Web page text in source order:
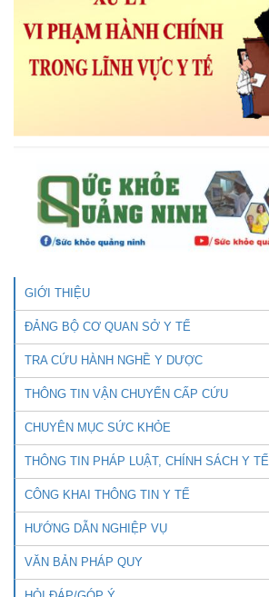
GIỚI THIỆU
ĐẢNG BỘ CƠ QUAN SỞ Y TẾ
TRA CỨU HÀNH NGHỀ Y DƯỢC
THÔNG TIN VẬN CHUYỂN CẤP CỨU
CHUYÊN MỤC SỨC KHỎE
THÔNG TIN PHÁP LUẬT, CHÍNH SÁCH Y TẾ
CÔNG KHAI THÔNG TIN Y TẾ
HƯỚNG DẪN NGHIỆP VỤ
VĂN BẢN PHÁP QUY